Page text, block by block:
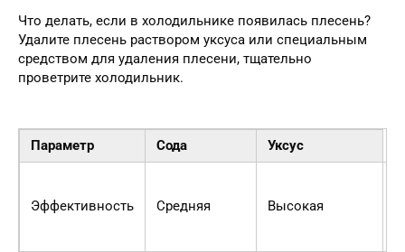
Что делать, если в холодильнике появилась плесень?
Удалите плесень раствором уксуса или специальным
средством для удаления плесени, тщательно
проветрите холодильник.
Параметр Сода Уксус
Эффективность Средняя Высокая